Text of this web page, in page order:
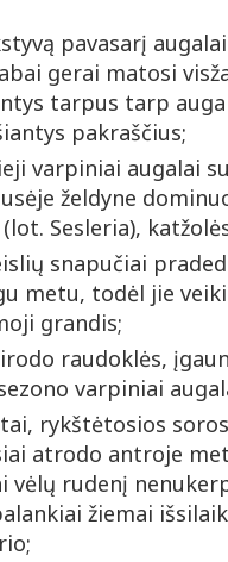
pavasarį
gerai matosi
tarpus tarp
pakraščius;
varpiniai augalai
želdyne
Sesleria),
snapučiai
metu, todėl jie
grandis;
raudoklės,
varpiniai
rykštėtosios
atrodo antroje
vėlų rudenį
žiemai